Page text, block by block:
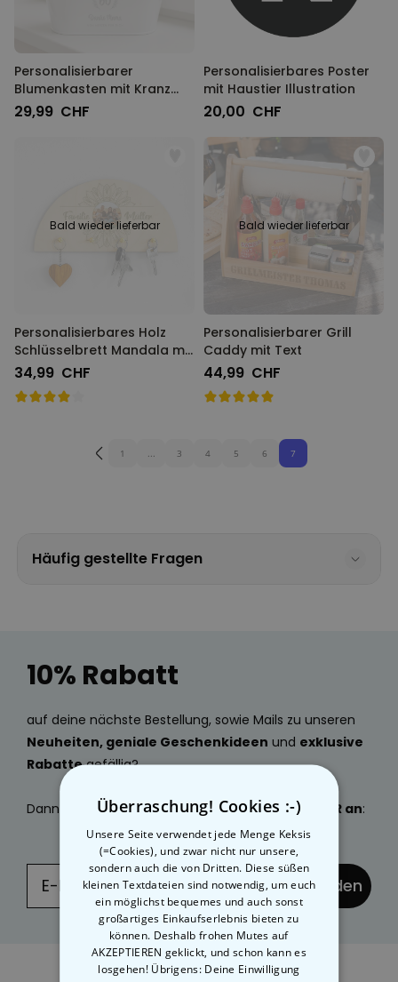
Personalisierbarer
Blumenkasten mit Kranz
und Text
29,99 CHF
Personalisierbares Poster
mit Haustier Illustration
20,00 CHF
Bald wieder lieferbar
Personalisierbares Holz
Schlüsselbrett Mandala mit
Foto und Text
34,99 CHF
Bald wieder lieferbar
Personalisierbarer Grill
Caddy mit Text
44,99 CHF
1 ... 3 4 5 6 7
Häufig gestellte Fragen
10% Rabatt
auf deine nächste Bestellung, sowie Mails zu unseren
Neuheiten, geniale Geschenkideen und exklusive
Rabattegefällig?
Dann melde dich jetztzu unseremNEWSLETTER an:
... und absenden
Überraschung! Cookies :-)
Unsere Seite verwendet jede Menge Keksis
(=Cookies), und zwar nicht nur unsere,
sondern auch die von Dritten. Diese süßen
kleinen Textdateien sind notwendig, um euch
ein möglichst bequemes und auch sonst
großartiges Einkaufserlebnis bieten zu
können. Deshalb frohen Mutes auf
AKZEPTIEREN geklickt, und schon kann es
losgehen! Übrigens: Deine Einwilligung